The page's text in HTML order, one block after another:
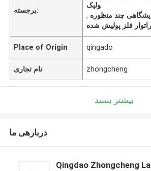
برجسته:
ولیک
, چند منظوره
فلز پولیش شده
Place of Origin qingado
نام تجاری zhongcheng
بیشتر ببینید
دربارهی ما
Qingdao Zhongcheng